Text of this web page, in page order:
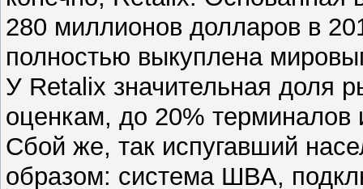
280 миллионов долларов в
полностью выкуплена
У Retalix значительная доля
оценкам, до 20% терминалов
Сбой же, так испугавший
образом: система ШВА,